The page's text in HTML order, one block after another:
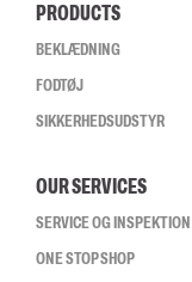
PRODUCTS
BEKLÆDNING
FODTØJ
SIKKERHEDSUDSTYR
OUR SERVICES
SERVICE OG
ONE STOP SHOP